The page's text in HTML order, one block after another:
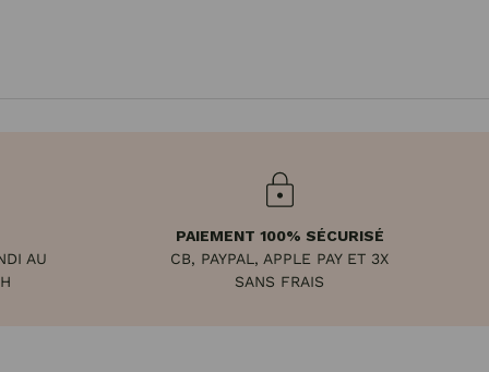
AU
PAIEMENT 100% SÉCURISÉ
CB, PAYPAL, APPLE PAY ET 3X
SANS FRAIS